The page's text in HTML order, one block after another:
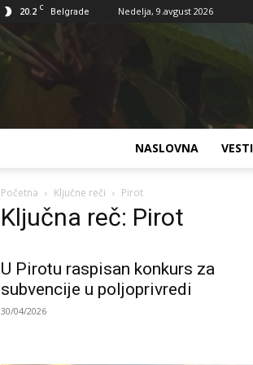
20.2 C Belgrade Nedelja, 9.avgust 2026
NASLOVNA VESTI
Početna Ključne reči Pirot
Ključna reč: Pirot
U Pirotu raspisan konkurs za
subvencije u poljoprivredi
30/04/2026